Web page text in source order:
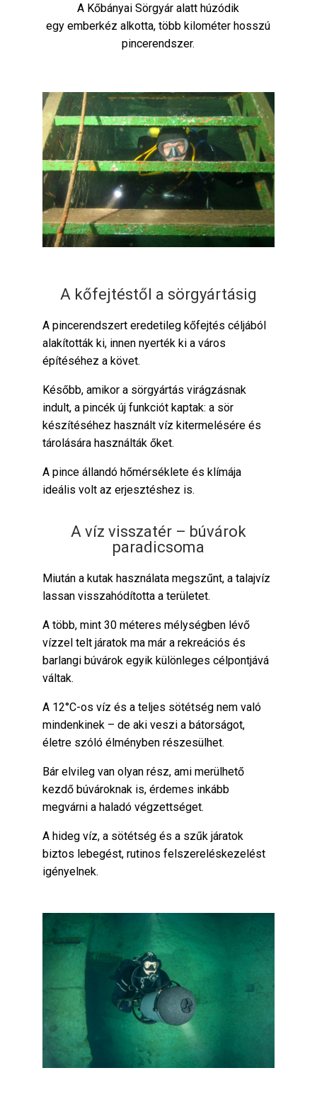
A Kőbányai Sörgyár alatt húzódik
egy emberkéz alkotta, több kilométer hosszú
pincerendszer.
A kőfejtéstől a sörgyártásig
A pincerendszert eredetileg kőfejtés céljából
alakították ki, innen nyerték ki a város
építéséhez a követ.
Később, amikor a sörgyártás virágzásnak
indult, a pincék új funkciót kaptak: a sör
készítéséhez használt víz kitermelésére és
tárolására használták őket.
A pince állandó hőmérséklete és klímája
ideális volt az erjesztéshez is.
A víz visszatér – búvárok
paradicsoma
Miután a kutak használata megszűnt, a talajvíz
lassan visszahódította a területet.
A több, mint 30 méteres mélységben lévő
vízzel telt járatok ma már a rekreációs és
barlangi búvárok egyik különleges célpontjává
váltak.
A 12°C-os víz és a teljes sötétség nem való
mindenkinek – de aki veszi a bátorságot,
életre szóló élményben részesülhet.
Bár elvileg van olyan rész, ami merülhető
kezdő búvároknak is, érdemes inkább
megvárni a haladó végzettséget.
A hideg víz, a sötétség és a szűk járatok
biztos lebegést, rutinos felszereléskezelést
igényelnek.